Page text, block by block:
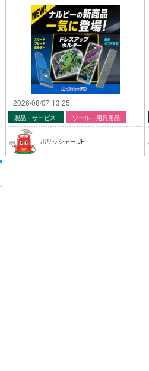
2026/08/07 13:25
製品・サービス ツール・用具用品
ポリッシャー.JP